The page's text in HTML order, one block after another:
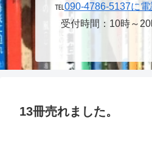
℡090-4786-5137に
受付時間：10時～
13冊売れました。